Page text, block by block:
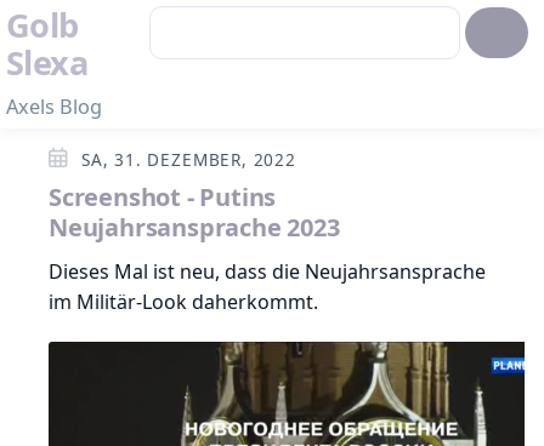
Golb
Slexa
Axels Blog
SA, 31. DEZEMBER, 2022
Screenshot - Putins
Neujahrsansprache 2023
Dieses Mal ist neu, dass die Neujahrsansprache
im Militär-Look daherkommt.